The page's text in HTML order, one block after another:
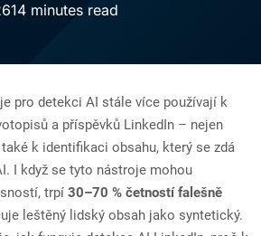
14 minutes read
pro detekci AI stále více používají k
a příspěvků LinkedIn – nejen
k identifikaci obsahu, který se zdá
I když se tyto nástroje mohou
trpí 30–70 % četností falešně
leštěný lidský obsah jako syntetický.